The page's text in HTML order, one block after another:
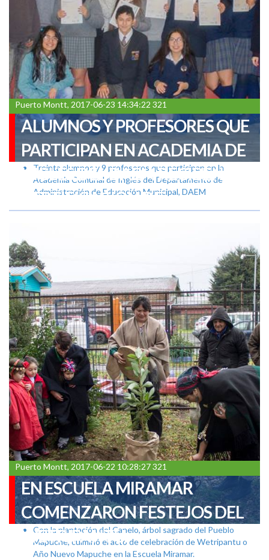
Puerto Montt, 2017-06-23 14:34:22 321
ALUMNOS Y PROFESORES QUE
PARTICIPAN EN ACADEMIA DE
INGLES DEL DAEM RECIBEN
CERTIFICACIÓN DE
CAMBRIDGE
Treinta alumnos y 9 profesores que participan en la
Academia Comunal de Inglés del Departamento de
Administración de Educación Municipal, DAEM
Puerto Montt, 2017-06-22 10:28:27 321
EN ESCUELA MIRAMAR
COMENZARON FESTEJOS DEL
WETRIPANTU.
Con la plantación del Canelo, árbol sagrado del Pueblo
Mapuche, culminó el acto de celebración de Wetripantu o
Año Nuevo Mapuche en la Escuela Miramar.